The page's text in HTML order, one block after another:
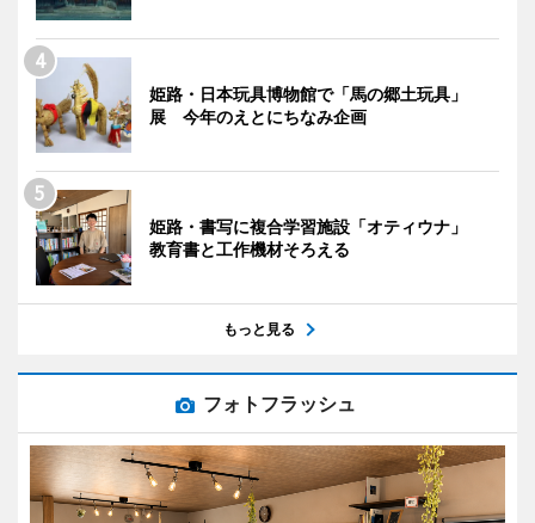
姫路・日本玩具博物館で「馬の郷土玩具」
展 今年のえとにちなみ企画
姫路・書写に複合学習施設「オティウナ」
教育書と工作機材そろえる
もっと見る
フォトフラッシュ